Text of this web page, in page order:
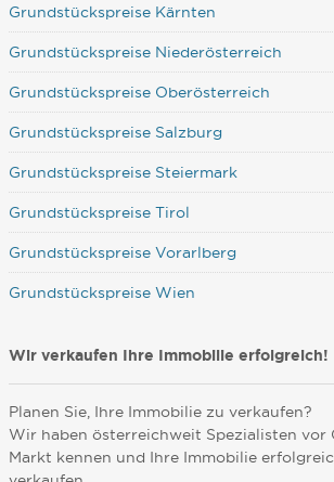
Grundstückspreise Kärnten
Grundstückspreise Niederösterreich
Grundstückspreise Oberösterreich
Grundstückspreise Salzburg
Grundstückspreise Steiermark
Grundstückspreise Tirol
Grundstückspreise Vorarlberg
Grundstückspreise Wien
Wir verkaufen Ihre Immobilie erfolgreich!
Planen Sie, Ihre Immobilie zu verkaufen?
Wir haben österreichweit Spezialisten vor
Markt kennen und Ihre Immobilie